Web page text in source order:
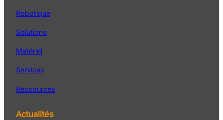
Robotique
Solutions
Matériel
Services
Ressources
Actualités